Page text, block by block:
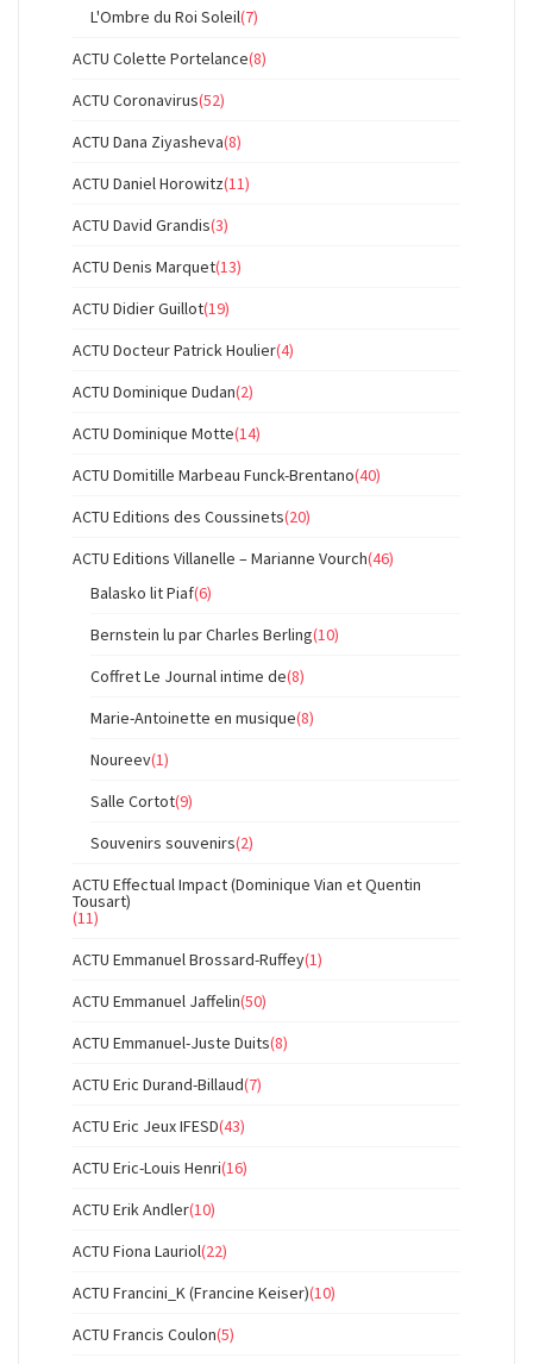
L'Ombre du Roi Soleil(7)
ACTU Colette Portelance(8)
ACTU Coronavirus(52)
ACTU Dana Ziyasheva(8)
ACTU Daniel Horowitz(11)
ACTU David Grandis(3)
ACTU Denis Marquet(13)
ACTU Didier Guillot(19)
ACTU Docteur Patrick Houlier(4)
ACTU Dominique Dudan(2)
ACTU Dominique Motte(14)
ACTU Domitille Marbeau Funck-Brentano(40)
ACTU Editions des Coussinets(20)
ACTU Editions Villanelle – Marianne Vourch(46)
Balasko lit Piaf(6)
Bernstein lu par Charles Berling(10)
Coffret Le Journal intime de(8)
Marie-Antoinette en musique(8)
Noureev(1)
Salle Cortot(9)
Souvenirs souvenirs(2)
ACTU Effectual Impact (Dominique Vian et Quentin
Tousart)
(11)
ACTU Emmanuel Brossard-Ruffey(1)
ACTU Emmanuel Jaffelin(50)
ACTU Emmanuel-Juste Duits(8)
ACTU Eric Durand-Billaud(7)
ACTU Eric Jeux IFESD(43)
ACTU Eric-Louis Henri(16)
ACTU Erik Andler(10)
ACTU Fiona Lauriol(22)
ACTU Francini_K (Francine Keiser)(10)
ACTU Francis Coulon(5)